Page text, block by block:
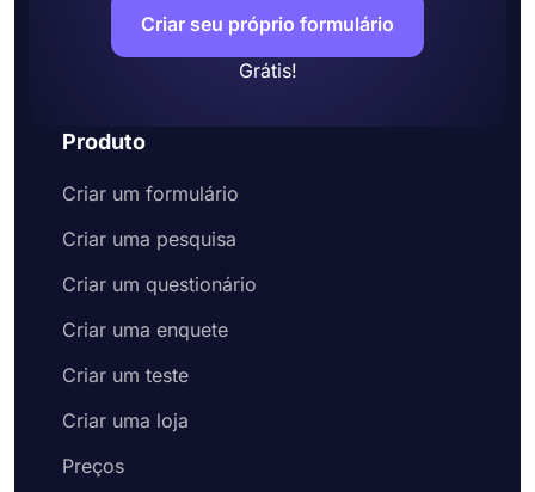
Criar seu próprio formulário
Grátis!
Produto
Criar um formulário
Criar uma pesquisa
Criar um questionário
Criar uma enquete
Criar um teste
Criar uma loja
Preços